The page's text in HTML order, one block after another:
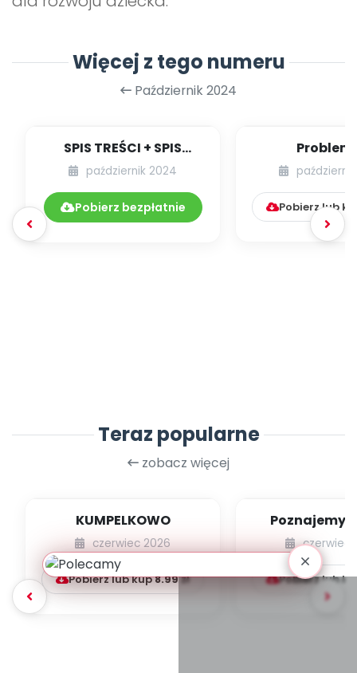
Więcej z tego numeru
Październik 2024
SPIS TREŚCI + SPIS
POMOCY
DYDAKTYCZNYCH
10.277/2024
październik 2024
Pobierz bezpłatnie
koncentracją
Pobierz lub
Teraz popularne
zobacz więcej
KUMPELKOWO
czerwiec 2026
Pobierz lub kup8.99zł
Poznajemy
czerwiec
Pobierz lub